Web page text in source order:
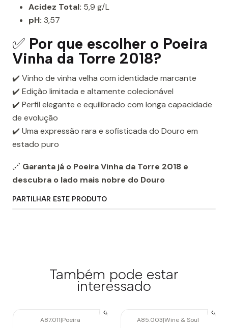
Acidez Total: 5,9 g/L
pH: 3,57
✅ Por que escolher o Poeira
Vinha da Torre 2018?
✔️ Vinho de vinha velha com identidade marcante
✔️ Edição limitada e altamente colecionável
✔️ Perfil elegante e equilibrado com longa capacidade
de evolução
✔️ Uma expressão rara e sofisticada do Douro em
estado puro
🔗 Garanta já o Poeira Vinha da Torre 2018 e
descubra o lado mais nobre do Douro
PARTILHAR ESTE PRODUTO
Também pode estar
interessado
A87.011|Poeira A85.003|Wine & Soul